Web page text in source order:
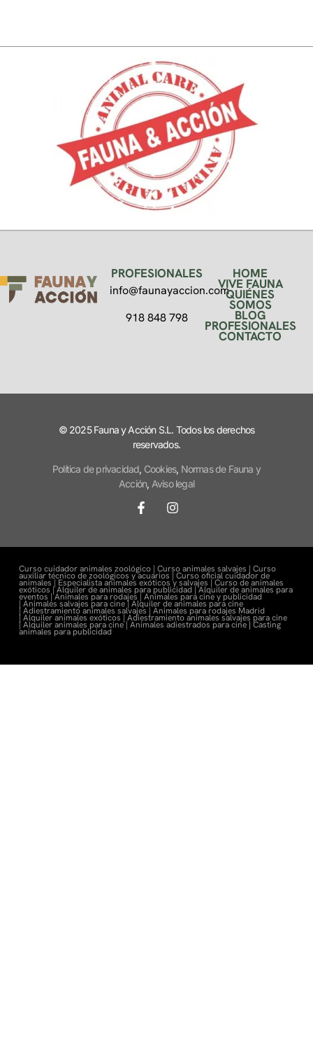
PROFESIONALES
info@faunayaccion.com
918 848 798
HOME
VIVE FAUNA
QUIÉNES
SOMOS
BLOG
PROFESIONALES
CONTACTO
© 2025 Fauna y Acción S.L. Todos los derechos
reservados.
Política de privacidad, Cookies, Normas de Fauna y
Acción, Aviso legal
Curso cuidador animales zoológico | Curso animales salvajes | Curso
auxiliar técnico de zoológicos y acuarios | Curso oficial cuidador de
animales | Especialista animales exóticos y salvajes | Curso de animales
exóticos |Alquiler de animales para publicidad |Alquiler de animales para
eventos |Animales para rodajes | Animales para cine y publicidad
| Animales salvajes para cine | Alquiler de animales para cine
| Adiestramiento animales salvajes | Animales para rodajes Madrid
| Alquiler animales exóticos | Adiestramiento animales salvajes para cine
| Alquiler animales para cine | Animales adiestrados para cine| Casting
animales para publicidad